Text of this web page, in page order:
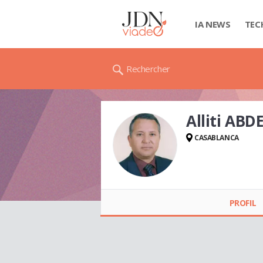
IA NEWS
Rechercher
Alliti
CASABLANCA
PROFIL